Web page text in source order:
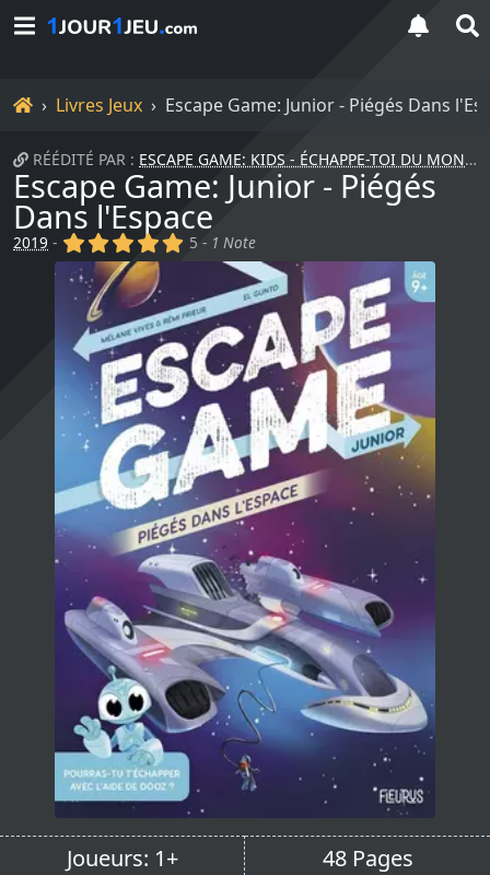
Accueil
Livres Jeux Escape Game: Junior - Piégés Dans
RÉÉDITÉ PAR : ESCAPE GAME: KIDS - ÉCHAPPE-TOI DU MONDE D'ALICE...
Escape Game: Junior - Piégés
Dans l'Espace
2019 - (x) (x) (x) (x) (x)
5 - 1 Note
Joueurs: 1+ 48 Pages